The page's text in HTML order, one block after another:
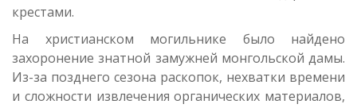
крестами.
На христианском могильнике было найдено
захоронение знатной замужней монгольской дамы.
Из-за позднего сезона раскопок, нехватки времени
и сложности извлечения органических материалов,